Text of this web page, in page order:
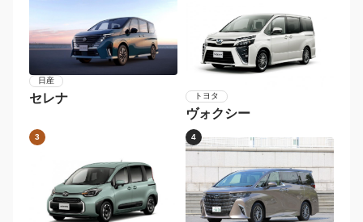
日産
セレナ トヨタ
ヴォクシー
3 4